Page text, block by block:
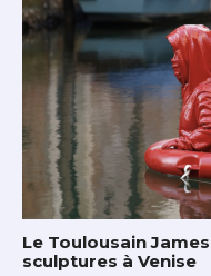
Le Toulousain
sculptures à Venise